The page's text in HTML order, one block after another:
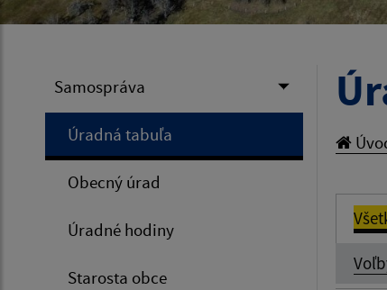
Samospráva
Úradná tabuľa
Obecný úrad
Úradné hodiny
Starosta obce